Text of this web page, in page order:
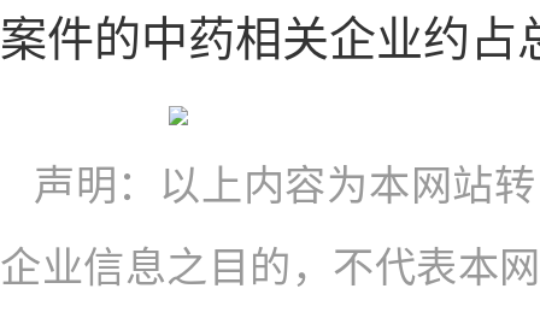
案件的中药相关企业约占
声明：以上内容为本网站
企业信息之目的，不代表本